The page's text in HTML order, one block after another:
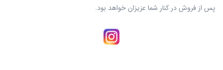
پس از فروش در کنار شما عزیزان خواهد بود.